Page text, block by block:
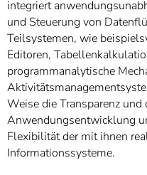
integriert
und Steuerung von
Teilsystemen, wie
Editoren,
programmanalytische
Weise die Transparenz
Anwendungsentwicklung
Flexibilität der mit ihnen
Informationssysteme.